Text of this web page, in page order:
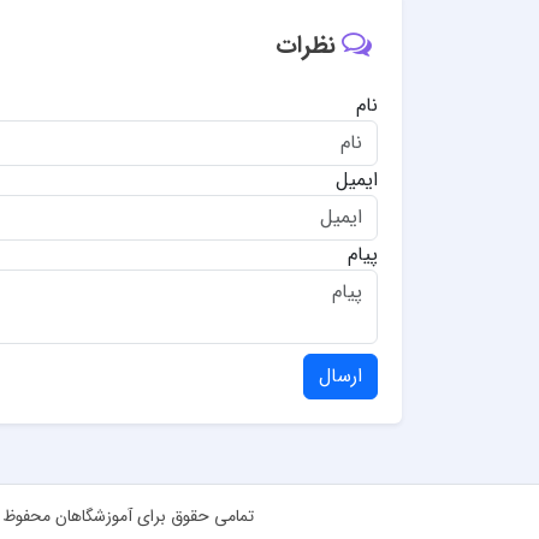
نظرات
نام
ایمیل
پیام
ارسال
تمامی حقوق برای آموزشگاهان